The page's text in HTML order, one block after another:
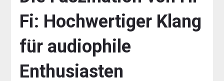
Fi: Hochwertiger Klang
für audiophile
Enthusiasten